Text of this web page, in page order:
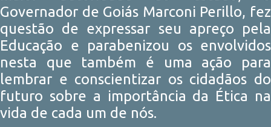
Governador de Goiás Marconi Perillo, fez
questão de expressar seu apreço pela
Educação e parabenizou os envolvidos
nesta que também é uma ação para
lembrar e conscientizar os cidadãos do
futuro sobre a importância da Ética na
vida de cada um de nós.